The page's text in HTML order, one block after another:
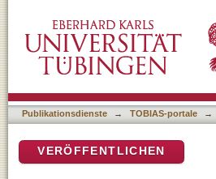
textgeschichtlichen These
Publikationsdienste → TOBIAS-portale →
VERÖFFENTLICHEN